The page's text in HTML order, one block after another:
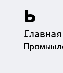
я
в
ф
о
ь